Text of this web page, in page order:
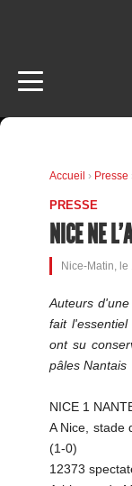
Accueil › Presse
PRESSE
NICE NE
Nice-Matin,
Auteurs
fait
ont su
pâles Nantais
NICE 1
A Nice, stade
(1-0)
12373